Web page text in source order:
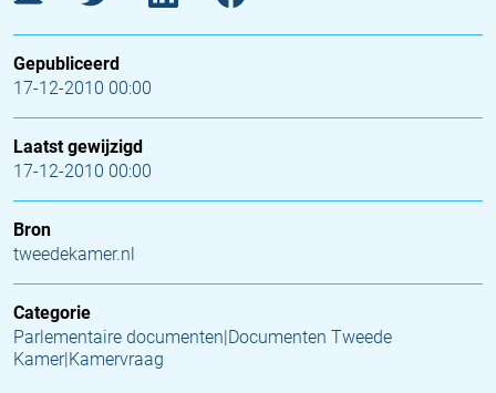
Gepubliceerd
17-12-2010 00:00
Laatst gewijzigd
17-12-2010 00:00
Bron
tweedekamer.nl
Categorie
Parlementaire documenten|Documenten Tweede
Kamer|Kamervraag